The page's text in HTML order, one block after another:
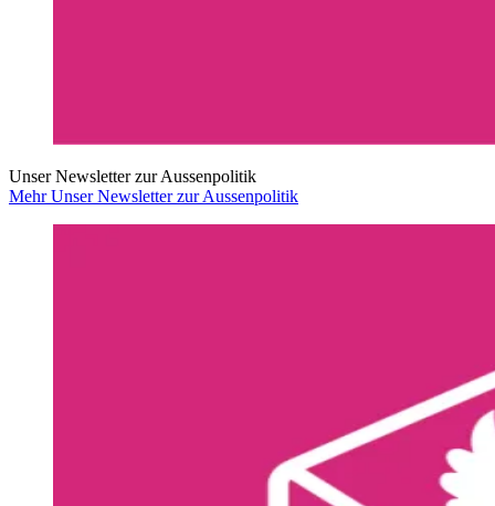
Unser Newsletter zur Aussenpolitik
Mehr Unser Newsletter zur Aussenpolitik